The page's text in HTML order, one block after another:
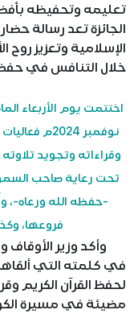
تعليمه وتحفيظه
الجائزة تعد رسالة
الإسلامية وتعزيز روح
خلال التنافس في
نوفمبر
تحت رعاية صاحب السمو
-حفظه الله ورعاه-،
فروعها،
وأكد وزير الأوقاف
في كلمته التي ألقاها
مضيئة في مسيرة